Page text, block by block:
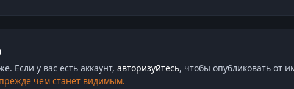
Если у вас есть аккаунт, авторизуйтесь, чтобы опубликовать от
чем станет видимым.